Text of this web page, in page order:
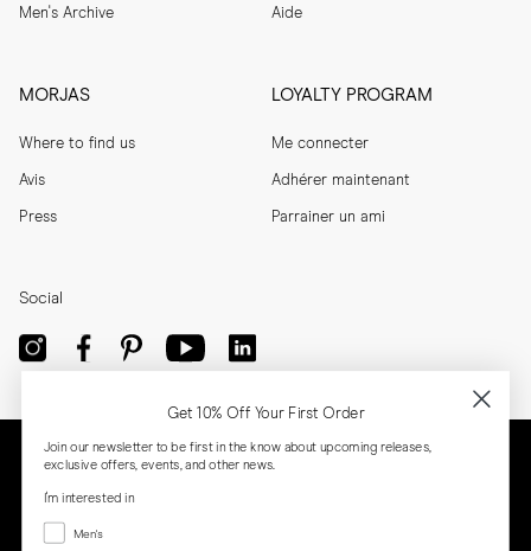
Men's Archive Aide
MORJAS
Where to find us
Avis
Press
LOYALTY PROGRAM
Me connecter
Adhérer maintenant
Parrainer un ami
Social
Get 10% Off Your First Order
Join our newsletter to be first in the know about upcoming releases,
exclusive offers, events, and other news.
I'm interested in
Menswear
Men's